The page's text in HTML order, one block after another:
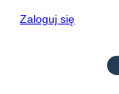
Zaloguj się